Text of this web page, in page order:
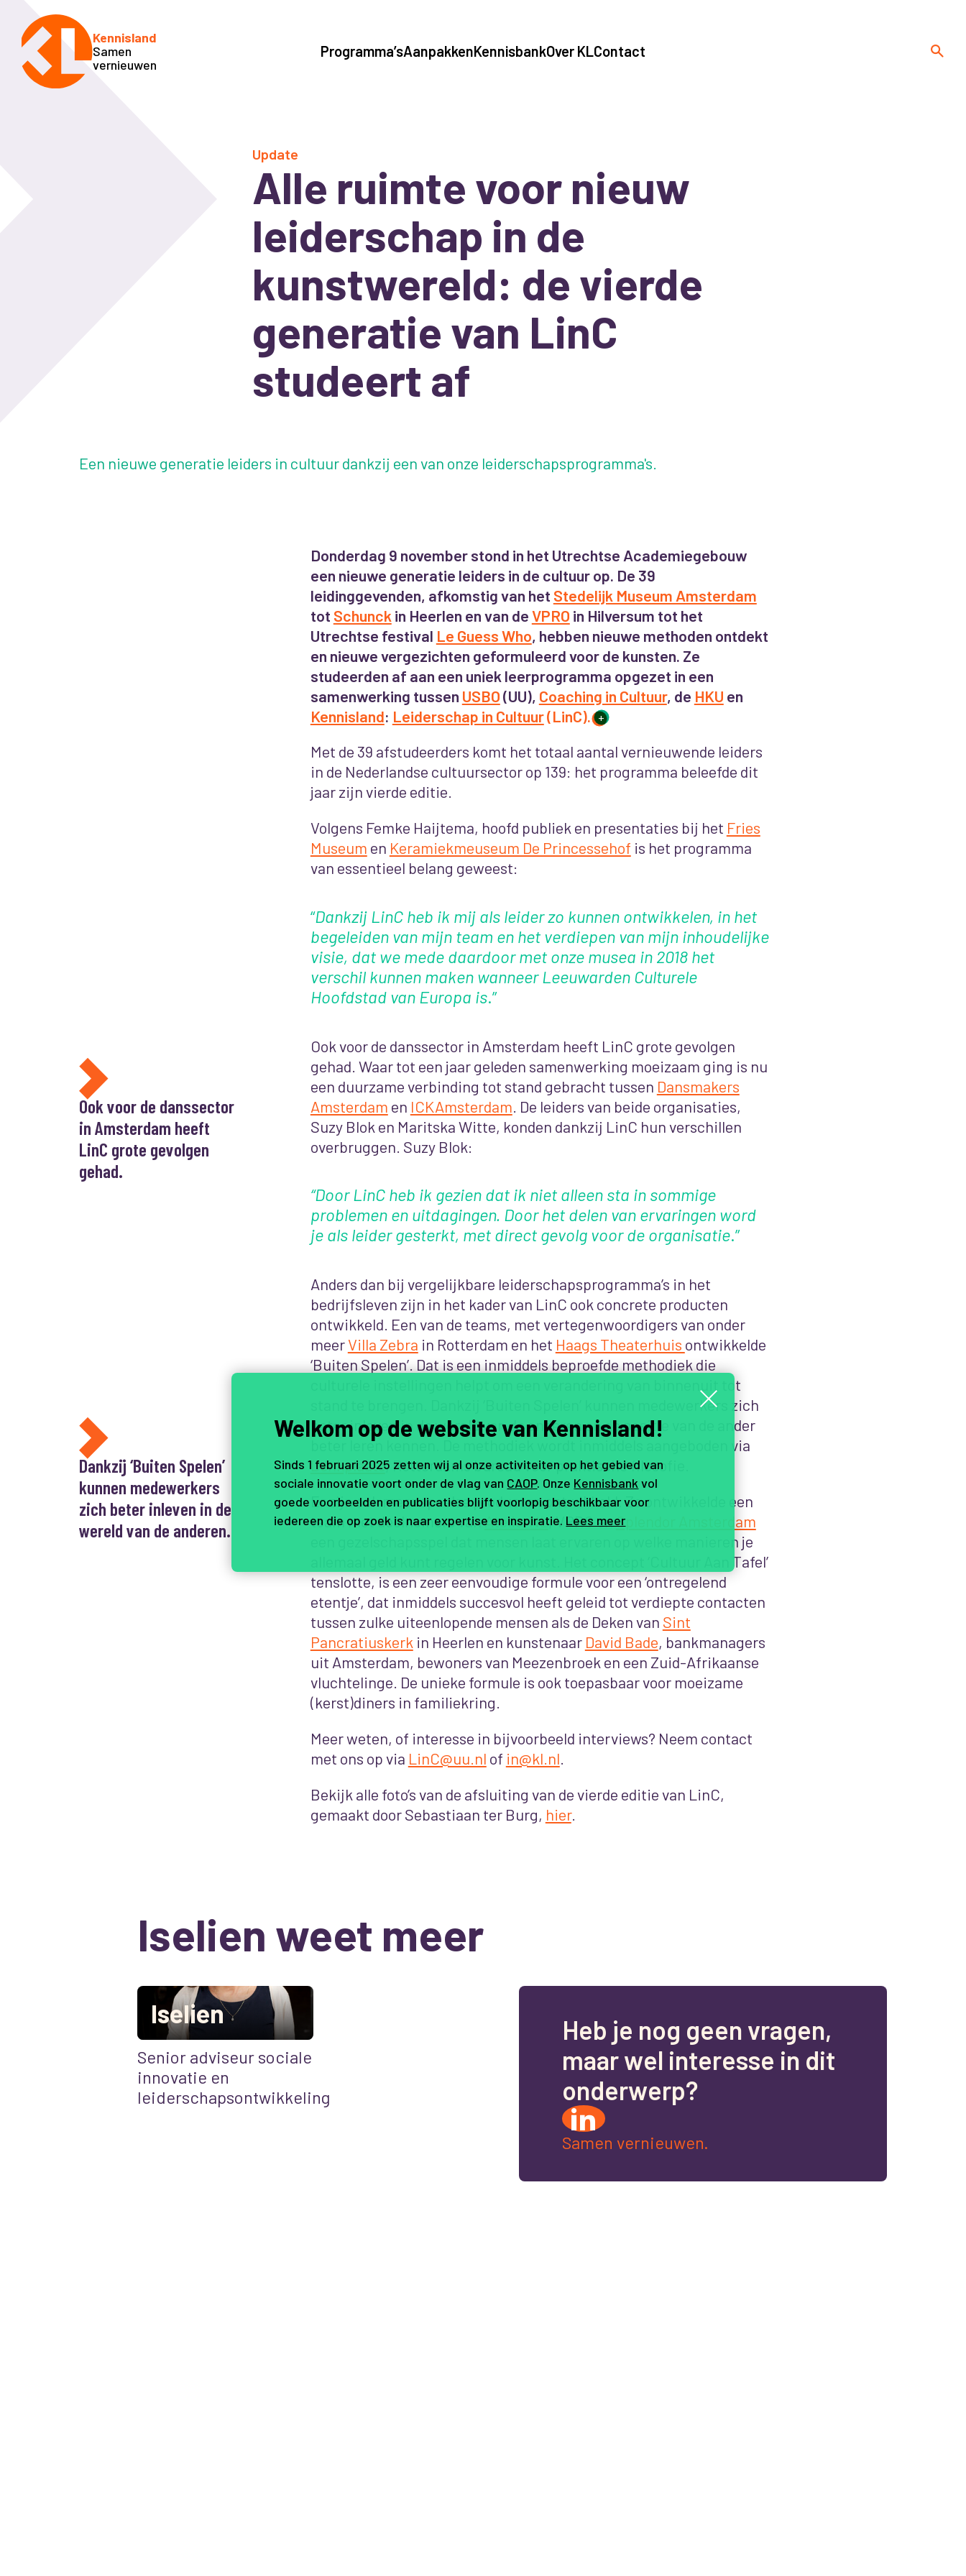
Kennisland
Samen
vernieuwen
Programma’sAanpakkenKennisbankOver KLContact
Update
Alle ruimte voor nieuw
leiderschap in de
kunstwereld: de vierde
generatie van LinC
studeert af
Een nieuwe generatie leiders in cultuur dankzij een van onze leiderschapsprogramma's.
Donderdag 9 november stond in het Utrechtse Academiegebouw
een nieuwe generatie leiders in de cultuur op. De 39
leidinggevenden, afkomstig van het Stedelijk Museum Amsterdam
tot Schunck in Heerlen en van deVPRO in Hilversum tot het
Utrechtse festival Le Guess Who, hebben nieuwe methoden ontdekt
en nieuwe vergezichten geformuleerd voor de kunsten. Ze
studeerden af aan een uniek leerprogramma opgezet in een
samenwerking tussen USBO(UU), Coaching in Cultuur, de HKU en
Kennisland: Leiderschap in Cultuur(LinC). +
Met de 39 afstudeerders komt het totaal aantal vernieuwende leiders
in de Nederlandse cultuursector op 139: het programma beleefde dit
jaar zijn vierde editie.
Volgens Femke Haijtema, hoofd publiek en presentaties bij het Fries
Museum en Keramiekmeuseum De Princessehof is het programma
van essentieel belang geweest:
“Dankzij LinC heb ik mij als leider zo kunnen ontwikkelen, in het
begeleiden van mijn team en het verdiepen van mijn inhoudelijke
visie, dat we mede daardoor met onze musea in 2018 het
verschil kunnen maken wanneer Leeuwarden Culturele
Hoofdstad van Europa is.”
Ook voor de danssector in Amsterdam heeft LinC grote gevolgen
gehad . Waar tot een jaar geleden samenwerking moeizaam ging is nu
een duurzame verbinding tot stand gebracht tussen Dansmakers
Amsterdam en ICKAmsterdam . De leiders van beide organisaties,
Suzy Blok en Maritska Witte, konden dankzij LinC hun verschillen
overbruggen. Suzy Blok:
“Door LinC heb ik gezien dat ik niet alleen sta in sommige
problemen en uitdagingen. Door het delen van ervaringen word
je als leider gesterkt, met direct gevolg voor de organisatie.”
Anders dan bij vergelijkbare leiderschapsprogramma’s in het
bedrijfsleven zijn in het kader van LinC ook concrete producten
ontwikkeld. Een van de teams, met vertegenwoordigers van onder
meerVilla Zebra in Rotterdam en het Haags Theaterhuis ontwikkelde
‘Buiten Spelen’. Dat is een inmiddels beproefde methodiek die
culturele instellingen helpt om een verandering van binnenuit tot
stand te brengen. Dankzij ‘Buiten Spelen’ kunnen medewerkers zich
beter inleven in de wereld van de anderenen de positie van de ander
beter leren kennen. De methodiek wordt inmiddels aangeboden via
Denkplaats, Rotterdams bureau voor praktische filosofie.
Er zijn ook meer speelse producten ontwikkeld. Zo ontwikkelde een
team met deelnemers vanAtelierNL, VPRO enSplendor Amsterdam
een gezelschapsspel dat mensen laat ervaren op welke manieren je
allemaal geld kunt regelen voor kunst. Het concept ‘Cultuur Aan Tafel’
tenslotte, is een zeer eenvoudige formule voor een ‘ontregelend
etentje’, dat inmiddels succesvol heeft geleid tot verdiepte contacten
tussen zulke uiteenlopende mensen als de Deken van Sint
Pancratiuskerk in Heerlen en kunstenaar David Bade, bankmanagers
uit Amsterdam, bewoners van Meezenbroek en een Zuid-Afrikaanse
vluchtelinge. De unieke formule is ook toepasbaar voor moeizame
(kerst)diners in familiekring.
Meer weten, of interesse in bijvoorbeeld interviews? Neem contact
met ons op via LinC@uu.nl of in@kl.nl
Bekijk alle foto’s van de afsluiting van de vierde editie van LinC,
gemaakt door Sebastiaan ter Burg, hier.
Ook voor de danssector
in Amsterdam heeft
LinC grote gevolgen
gehad.
Dankzij ‘Buiten Spelen’
kunnen medewerkers
zich beter inleven in de
wereld van de anderen.
Iselien weet meer
Iselien
Senior adviseur sociale
innovatie en
leiderschapsontwikkeling
Heb je nog geen vragen,
maarwel interesse in dit
onderwerp?
Samen vernieuwen.
Welkom op de website van Kennisland!
Sinds 1 februari 2025 zetten wij al onze activiteiten op het gebied van
sociale innovatie voort onder de vlag van CAOP. Onze Kennisbank vol
goede voorbeelden en publicaties blijft voorlopig beschikbaar voor
iedereen die op zoek is naar expertise en inspiratie. Lees meer